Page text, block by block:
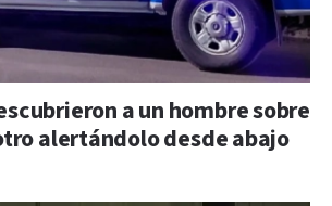
a un hombre sobre
alertándolo desde abajo